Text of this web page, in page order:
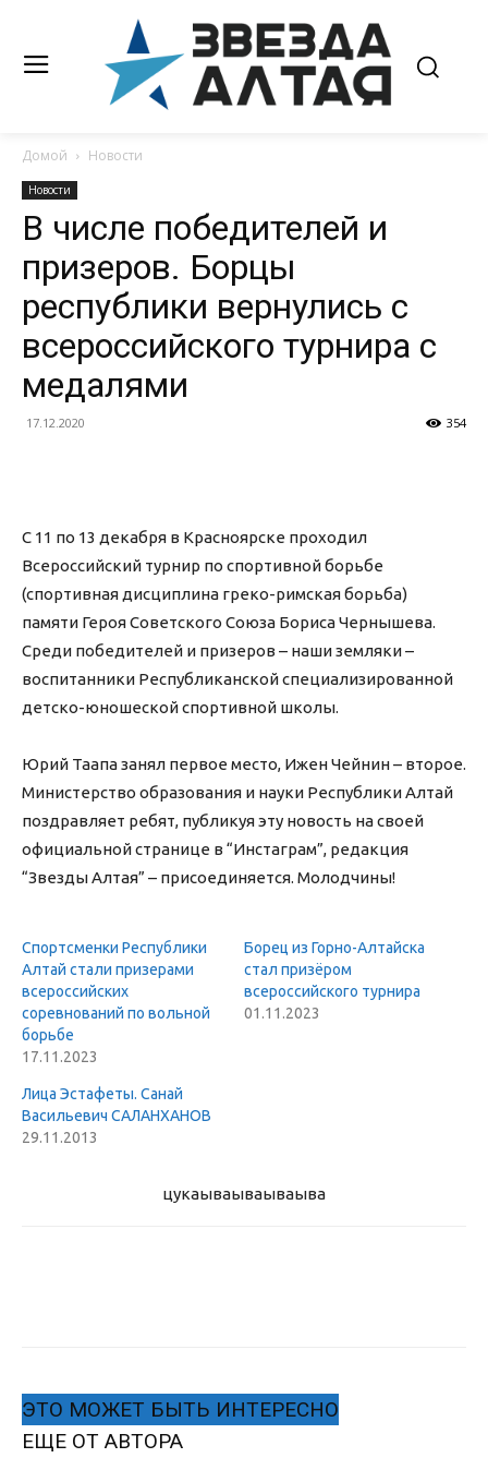
Домой Новости
Новости
В числе победителей и
призеров. Борцы
республики вернулись с
всероссийского турнира с
медалями
17.12.2020 354
С 11 по 13 декабря в Красноярске проходил
Всероссийский турнир по спортивной борьбе
(спортивная дисциплина греко-римская борьба)
памяти Героя Советского Союза Бориса Чернышева.
Среди победителей и призеров – наши земляки –
воспитанники Республиканской специализированной
детско-юношеской спортивной школы.
Юрий Таапа занял первое место, Ижен Чейнин – второе.
Министерство образования и науки Республики Алтай
поздравляет ребят, публикуя эту новость на своей
официальной странице в “Инстаграм”, редакция
“Звезды Алтая” – присоединяется. Молодчины!
Спортсменки Республики
Алтай стали призерами
всероссийских
соревнований по вольной
борьбе
17.11.2023
Борец из Горно-Алтайска
стал призёром
всероссийского турнира
01.11.2023
Лица Эстафеты. Санай
Васильевич САЛАНХАНОВ
29.11.2013
цукаываываываыва
ЭТО МОЖЕТ БЫТЬ ИНТЕРЕСНО
ЕЩЕ ОТ АВТОРА